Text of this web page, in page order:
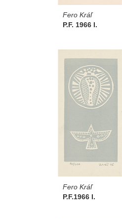
Fero Kráľ
P.F. 1966 I.
Fero Kráľ
P.F.1966 I.